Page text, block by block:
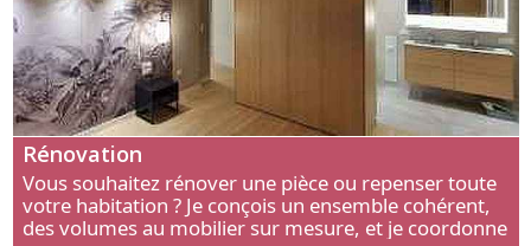
Rénovation
Vous souhaitez rénover une pièce ou repenser toute
votre habitation ? Je conçois un ensemble cohérent,
des volumes au mobilier sur mesure, et je coordonne